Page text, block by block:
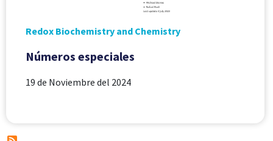
Redox Biochemistry and Chemistry
Números especiales
19 de Noviembre del 2024